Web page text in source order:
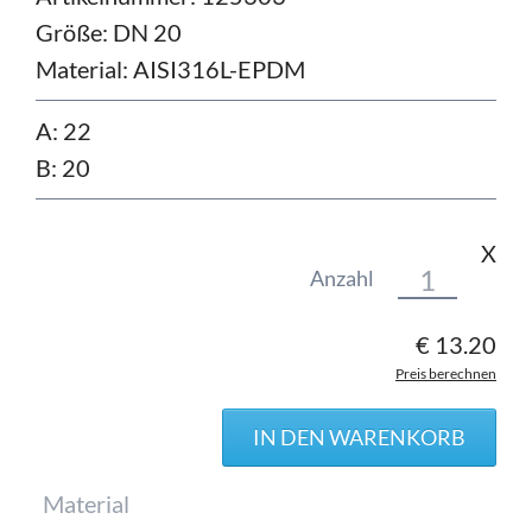
Größe: DN 20
Material: AISI316L-EPDM
A: 22
B: 20
Anzahl
X
€ 13.20
Preis berechnen
Pflichtfeld
Material